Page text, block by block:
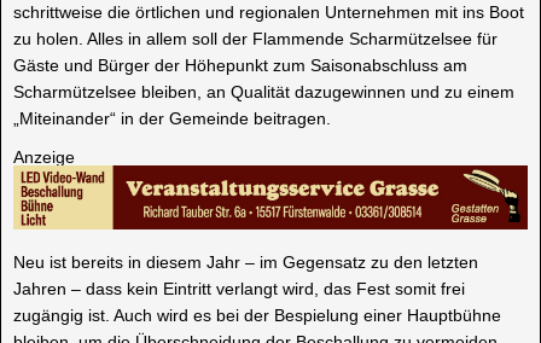
schrittweise die örtlichen und regionalen Unternehmen mit ins Boot
zu holen. Alles in allem soll der Flammende Scharmützelsee für
Gäste und Bürger der Höhepunkt zum Saisonabschluss am
Scharmützelsee bleiben, an Qualität dazugewinnen und zu einem
„Miteinander“ in der Gemeinde beitragen.
Anzeige
Neu ist bereits in diesem Jahr – im Gegensatz zu den letzten
Jahren – dass kein Eintritt verlangt wird, das Fest somit frei
bleiben, um die Überschneidung der Beschallung zu vermeiden,
derentwegen im letzten Jahr viele Beschwerden eingegangen
waren. Auch ist die Gemeinde zuversichtlich, dass es in diesem